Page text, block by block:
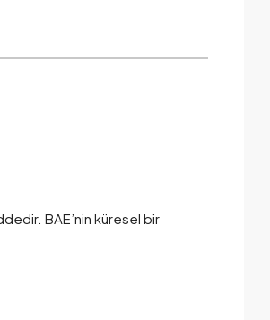
BAE’nin küresel bir